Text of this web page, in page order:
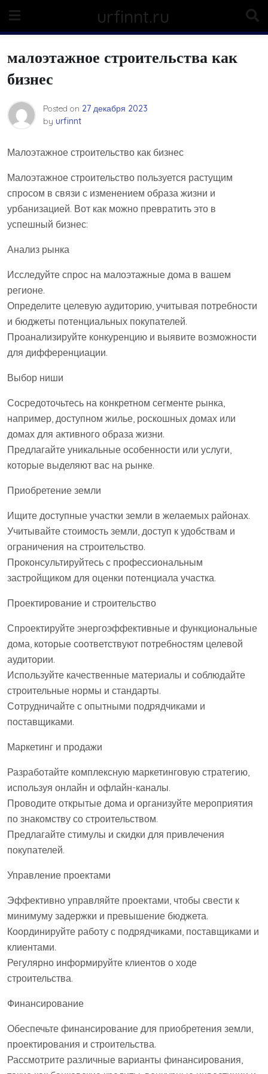
content
urfinnt.ru
малоэтажное строительства как
бизнес
Posted on 27 декабря 2023
by urfinnt
Малоэтажное строительство как бизнес
Малоэтажное строительство пользуется растущим
спросом в связи с изменением образа жизни и
урбанизацией. Вот как можно превратить это в
успешный бизнес:
Анализ рынка
Исследуйте спрос на малоэтажные дома в вашем
регионе.
Определите целевую аудиторию, учитывая потребности
и бюджеты потенциальных покупателей.
Проанализируйте конкуренцию и выявите возможности
для дифференциации.
Выбор ниши
Сосредоточьтесь на конкретном сегменте рынка,
например, доступном жилье, роскошных домах или
домах для активного образа жизни.
Предлагайте уникальные особенности или услуги,
которые выделяют вас на рынке.
Приобретение земли
Ищите доступные участки земли в желаемых районах.
Учитывайте стоимость земли, доступ к удобствам и
ограничения на строительство.
Проконсультируйтесь с профессиональным
застройщиком для оценки потенциала участка.
Проектирование и строительство
Спроектируйте энергоэффективные и функциональные
дома, которые соответствуют потребностям целевой
аудитории.
Используйте качественные материалы и соблюдайте
строительные нормы и стандарты.
Сотрудничайте с опытными подрядчиками и
поставщиками.
Маркетинг и продажи
Разработайте комплексную маркетинговую стратегию,
используя онлайн и офлайн-каналы.
Проводите открытые дома и организуйте мероприятия
по знакомству со строительством.
Предлагайте стимулы и скидки для привлечения
покупателей.
Управление проектами
Эффективно управляйте проектами, чтобы свести к
минимуму задержки и превышение бюджета.
Координируйте работу с подрядчиками, поставщиками и
клиентами.
Регулярно информируйте клиентов о ходе
строительства.
Финансирование
Обеспечьте финансирование для приобретения земли,
проектирования и строительства.
Рассмотрите различные варианты финансирования,